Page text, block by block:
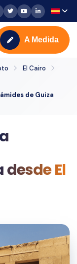
A Medida
El Cairo
de Guiza
El